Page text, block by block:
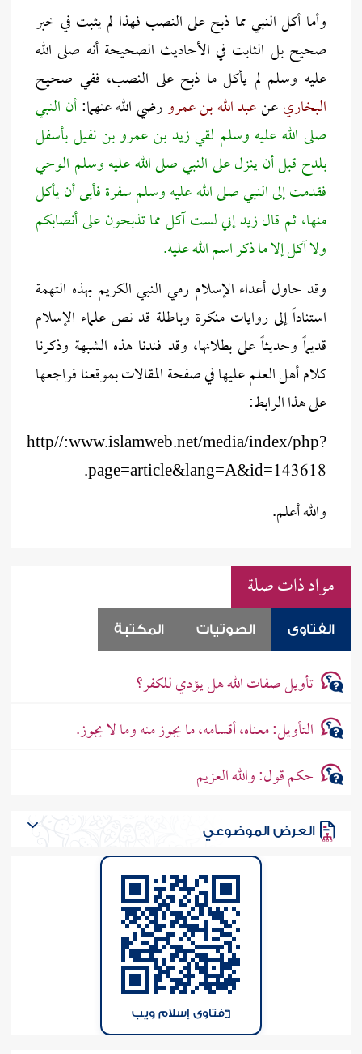
وأما أكل النبي مما ذبح على النصب فهذا لم يثبت في خبر
صحيح بل الثابت في الأحاديث الصحيحة أنه صلى الله
عليه وسلم لم يأكل ما ذبح على النصب، ففي صحيح
البخاريعنعبد الله بن عمرورضي الله عنهما:أن النبي
صلى الله عليه وسلم لقي زيد بن عمرو بن نفيل بأسفل
بلدح قبل أن ينزل على النبي صلى الله عليه وسلم الوحي
فقدمت إلى النبي صلى الله عليه وسلم سفرة فأبى أن يأكل
منها، ثم قال زيد إني لست آكل مما تذبحون على أنصابكم
ولا آكل إلا ما ذكر اسم الله عليه.
وقد حاول أعداء الإسلام رمي النبي الكريم بهذه التهمة
استناداً إلى روايات منكرة وباطلة قد نص علماء الإسلام
قديماً وحديثاً على بطلانها، وقد فندنا هذه الشبهة وذكرنا
كلام أهل العلم عليها في صفحة المقالات بموقعنا فراجعها
على هذا الرابط:
http//:www.islamweb.net/media/index/php?
page=article&lang=A&id=143618.
والله أعلم.
مواد ذات صلة
الفتاوى الصوتيات المكتبة
تأويل صفات الله هل يؤدي للكفر؟
التأويل: معناه، أقسامه، ما يجوز منه وما لا يجوز.
حكم قول: والله العزيم
العرض الموضوعي
فتاوى إسلام ويب